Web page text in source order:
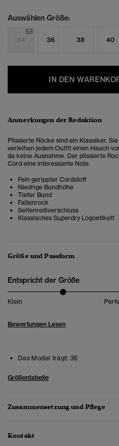
Auswählen Größe:
34 36 38 40
IN DEN
Anmerkungen der Redaktion
Plissierte Röcke sind ein Klassiker.
verleihen jedem Outfit einen Hauch
da keine Ausnahme. Der plissierte
Cord eine interessante Note.
Fein gerippter Cordstoff
Niedrige Bundhöhe
Tiefer Bund
Faltenrock
Seitenreißverschluss
Klassisches Superdry Logoetikett
Größe und Passform
Entspricht der Größe
Klein
Bewertungen Lesen
Das Model trägt: 36
Größentabelle
Zusammensetzung und Pflege
Kontakt